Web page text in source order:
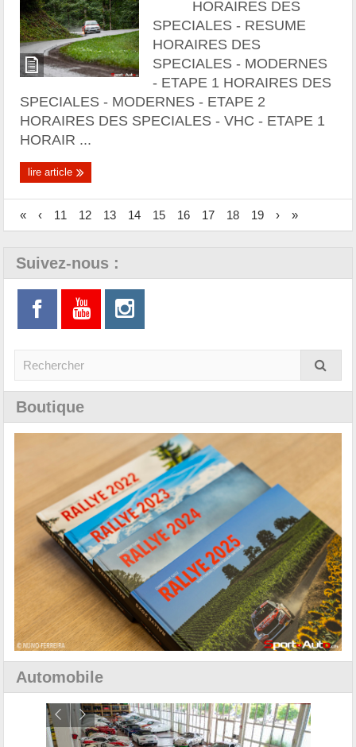
HORAIRES DES
SPECIALES - RESUME
HORAIRES DES
SPECIALES - MODERNES
- ETAPE 1 HORAIRES DES
SPECIALES - MODERNES - ETAPE 2
HORAIRES DES SPECIALES - VHC - ETAPE 1
HORAIR ...
lire article
« ‹ 11 12 13 14 15 16 17 18 19 › »
Suivez-nous :
Boutique
Automobile